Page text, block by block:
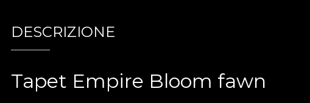
DESCRIZIONE
Tapet Empire Bloom fawn